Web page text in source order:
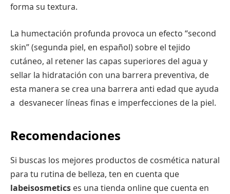
forma su textura.
La humectación profunda provoca un efecto “second
skin” (segunda piel, en español) sobre el tejido
cutáneo, al retener las capas superiores del agua y
sellar la hidratación con una barrera preventiva, de
esta manera se crea una barrera anti edad que ayuda
a desvanecer líneas finas e imperfecciones de la piel.
Recomendaciones
Si buscas los mejores productos de cosmética natural
para tu rutina de belleza, ten en cuenta que
labeisosmetics es una tienda online que cuenta en